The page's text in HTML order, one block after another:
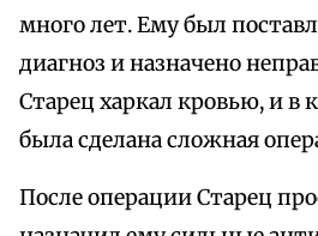
много лет. Ему был
диагноз и назначено
Старец харкал кровью, и в
была сделана сложная
После операции Старец